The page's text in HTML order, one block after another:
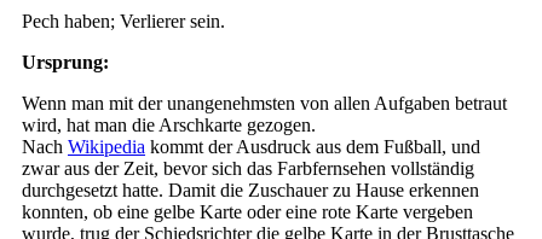
Pech haben; Verlierer sein.
Ursprung:
Wenn man mit der unangenehmsten von allen Aufgaben betraut
wird, hat man die Arschkarte gezogen.
Nach Wikipedia kommt der Ausdruck aus dem Fußball, und
zwar aus der Zeit, bevor sich das Farbfernsehen vollständig
durchgesetzt hatte. Damit die Zuschauer zu Hause erkennen
konnten, ob eine gelbe Karte oder eine rote Karte vergeben
wurde, trug der Schiedsrichter die gelbe Karte in der Brusttasche